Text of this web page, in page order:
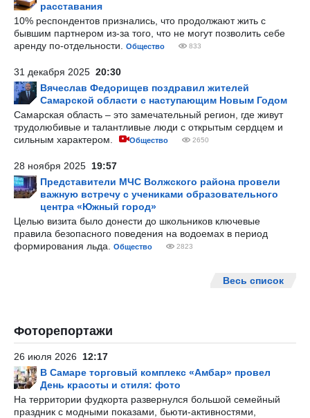
расставания
10% респондентов признались, что продолжают жить с
бывшим партнером из-за того, что не могут позволить себе
аренду по-отдельности.
Общество 833
31 декабря 2025 20:30
Вячеслав Федорищев поздравил жителей
Самарской области с наступающим Новым Годом
Самарская область – это замечательный регион, где живут
трудолюбивые и талантливые люди с открытым сердцем и
сильным характером.
Общество 2650
28 ноября 2025 19:57
Представители МЧС Волжского района провели
важную встречу с учениками образовательного
центра «Южный город»
Целью визита было донести до школьников ключевые
правила безопасного поведения на водоемах в период
формирования льда.
Общество 2823
Весь список
Фоторепортажи
26 июля 2026 12:17
В Самаре торговый комплекс «Амбар» провел
День красоты и стиля: фото
На территории фудкорта развернулся большой семейный
праздник с модными показами, бьюти-активностями,